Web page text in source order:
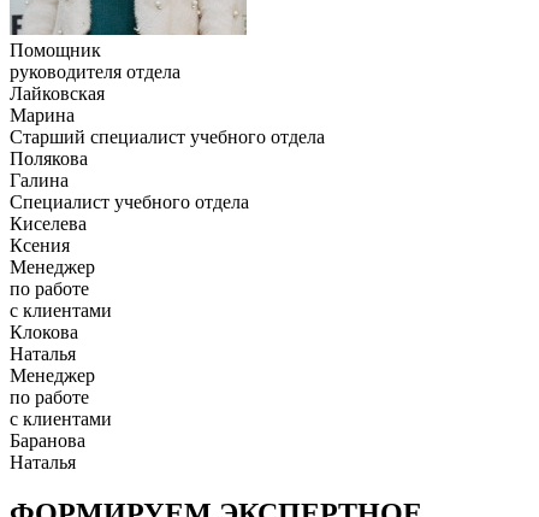
Помощник
руководителя отдела
Лайковская
Марина
Старший специалист учебного отдела
Полякова
Галина
Специалист учебного отдела
Киселева
Ксения
Менеджер
по работе
с клиентами
Клокова
Наталья
Менеджер
по работе
с клиентами
Баранова
Наталья